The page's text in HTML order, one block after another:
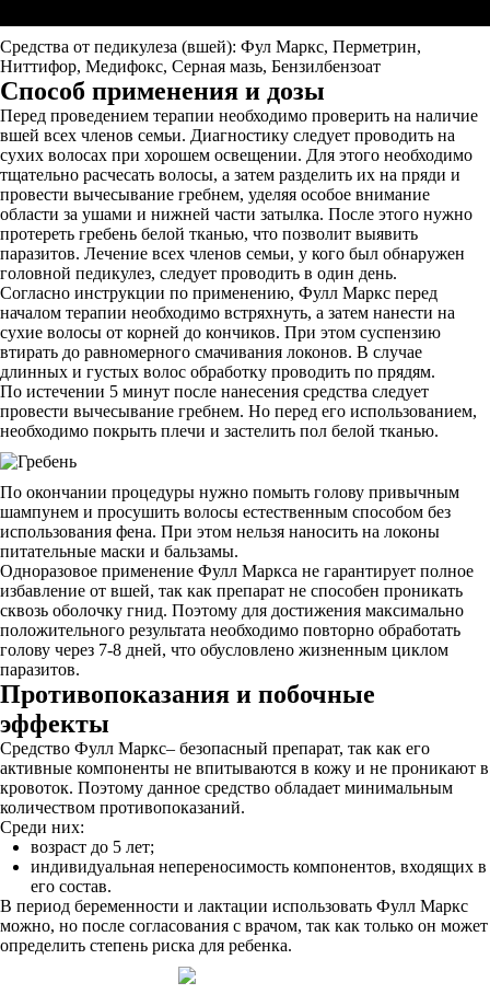
Средства от педикулеза (вшей): Фул Маркс, Перметрин,
Ниттифор, Медифокс, Серная мазь, Бензилбензоат
Способ применения и дозы
Перед проведением терапии необходимо проверить на наличие
вшей всех членов семьи. Диагностику следует проводить на
сухих волосах при хорошем освещении. Для этого необходимо
тщательно расчесать волосы, а затем разделить их на пряди и
провести вычесывание гребнем, уделяя особое внимание
области за ушами и нижней части затылка. После этого нужно
протереть гребень белой тканью, что позволит выявить
паразитов. Лечение всех членов семьи, у кого был обнаружен
головной педикулез, следует проводить в один день.
Согласно инструкции по применению, Фулл Маркс перед
началом терапии необходимо встряхнуть, а затем нанести на
сухие волосы от корней до кончиков. При этом суспензию
втирать до равномерного смачивания локонов. В случае
длинных и густых волос обработку проводить по прядям.
По истечении 5 минут после нанесения средства следует
провести вычесывание гребнем. Но перед его использованием,
необходимо покрыть плечи и застелить пол белой тканью.
По окончании процедуры нужно помыть голову привычным
шампунем и просушить волосы естественным способом без
использования фена. При этом нельзя наносить на локоны
питательные маски и бальзамы.
Одноразовое применение Фулл Маркса не гарантирует полное
избавление от вшей, так как препарат не способен проникать
сквозь оболочку гнид. Поэтому для достижения максимально
положительного результата необходимо повторно обработать
голову через 7-8 дней, что обусловлено жизненным циклом
паразитов.
Противопоказания и побочные
эффекты
Средство Фулл Маркс– безопасный препарат, так как его
активные компоненты не впитываются в кожу и не проникают в
кровоток. Поэтому данное средство обладает минимальным
количеством противопоказаний.
Среди них:
возраст до 5 лет;
индивидуальная непереносимость компонентов, входящих в
его состав.
В период беременности и лактации использовать Фулл Маркс
можно, но после согласования с врачом, так как только он может
определить степень риска для ребенка.